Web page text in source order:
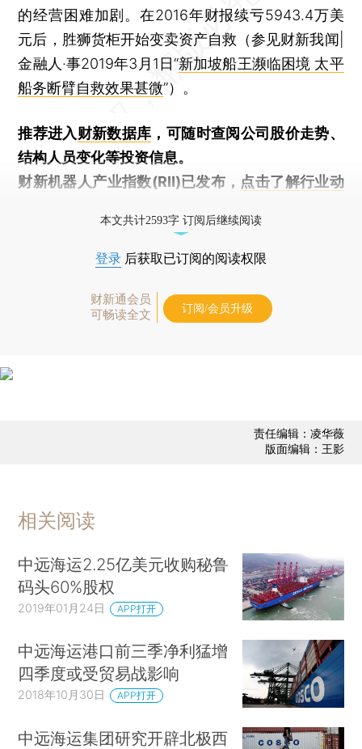
的经营困难加剧。在2016年财报续亏5943.4万美
元后，胜狮货柜开始变卖资产自救（参见财新我闻|
金融人·事2019年3月1日“新加坡船王濒临困境 太平
船务断臂自救效果甚微”）。
推荐进入财新数据库 ，可随时查阅公司股价走势、
结构人员变化等投资信息。
财新机器人产业指数(RII)已发布， 点击了解行业动
本文共计2593字 订阅后继续阅读
登录 后获取已订阅的阅读权限
财新通会员
可畅读全文
订阅/会员升级
责任编辑：凌华薇
版面编辑：王影
相关阅读
中远海运2.25亿美元收购秘鲁
码头60%股权
2019年01月24日 APP打开
中远海运港口前三季净利猛增
四季度或受贸易战影响
2018年10月30日 APP打开
中远海运集团研究开辟北极西